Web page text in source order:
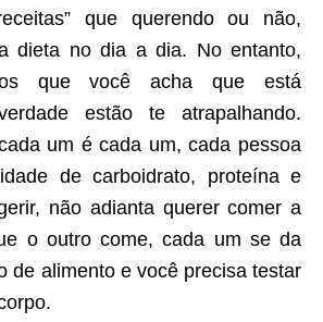
que querendo ou não,
dieta no dia a dia. No entanto,
que você acha que está
estão te atrapalhando.
um é cada um, cada pessoa
de carboidrato, proteína e
não adianta querer comer a
o outro come, cada um se da
de alimento e você precisa testar